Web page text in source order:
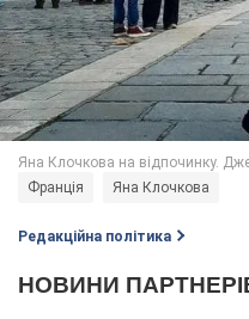
Франція Яна Клочкова
Редакційна політика